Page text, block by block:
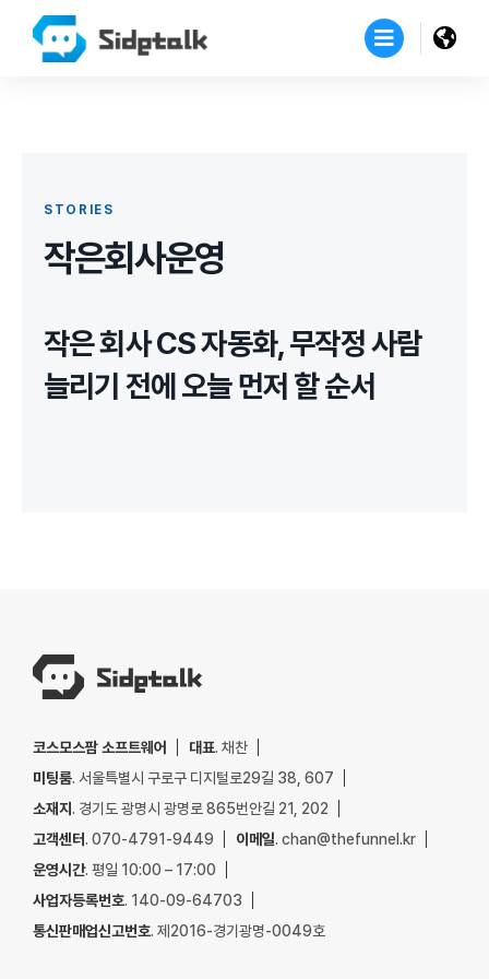
STORIES
작은회사운영
작은 회사 CS 자동화, 무작정 사람
늘리기 전에 오늘 먼저 할 순서
코스모스팜 소프트웨어 대표. 채찬
미팅룸. 서울특별시 구로구 디지털로29길 38, 607
소재지. 경기도 광명시 광명로 865번안길 21, 202
고객센터. 070-4791-9449 이메일. chan@thefunnel.kr
운영시간. 평일 10:00 – 17:00
사업자등록번호. 140-09-64703
통신판매업신고번호. 제2016-경기광명-0049호